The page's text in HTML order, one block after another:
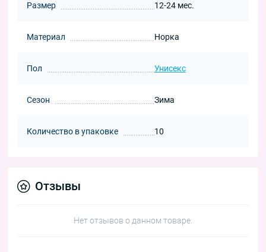
Размер 12-24 мес.
Материал Норка
Пол Унисекс
Сезон Зима
Количество в упаковке 10
Отзывы
Нет отзывов о данном товаре.